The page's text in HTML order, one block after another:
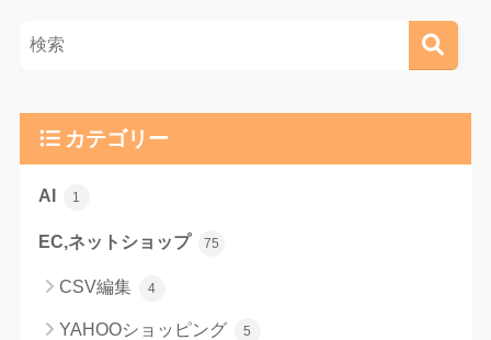
カテゴリー
AI 1
EC,ネットショップ 75
CSV編集 4
YAHOOショッピング 5